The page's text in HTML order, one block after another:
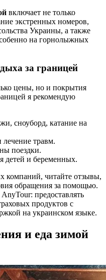
включает не только
экстренных номеров,
Украины, а также
на горнолыжных
за границей
цены, но и покрытия
я рекомендую
сноуборд, катание на
травм.
поездки.
детей и беременных.
компаний, читайте отзывы,
обращения за помощью.
предоставлять
продуктов с
на украинском языке.
и еда зимой